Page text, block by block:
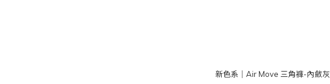
新色系｜Air Move 三角褲-內斂灰